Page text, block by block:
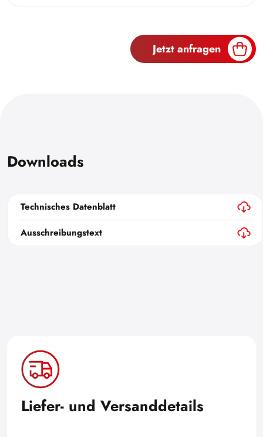
Jetzt anfragen
Downloads
Technisches Datenblatt
Ausschreibungstext
Liefer- und Versanddetails